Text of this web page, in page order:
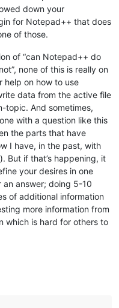
down your
for Notepad++ that does
of those.
of “can Notepad++ do
none of this is really on
help on how to use
data from the active file
topic. And sometimes,
with a question like this
the parts that have
I have, in the past, with
But if that’s happening, it
your desires in one
answer; doing 5-10
of additional information
more information from
which is hard for others to